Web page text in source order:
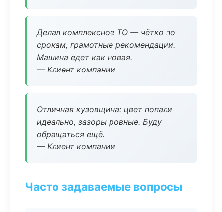
Делал комплексное ТО — чётко по
срокам, грамотные рекомендации.
Машина едет как новая.
— Клиент компании
Отличная кузовщина: цвет попали
идеально, зазоры ровные. Буду
обращаться ещё.
— Клиент компании
Часто задаваемые вопросы